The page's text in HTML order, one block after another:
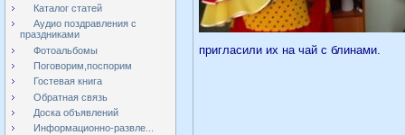
Каталог статей
Аудио поздравления с
праздниками
Фотоальбомы
Поговорим,поспорим
Гостевая книга
Обратная связь
Доска объявлений
Информационно-развле...
пригласили их на чай с блинами.